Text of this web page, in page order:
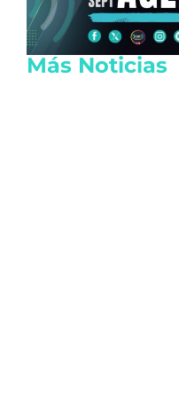
Más Noticias